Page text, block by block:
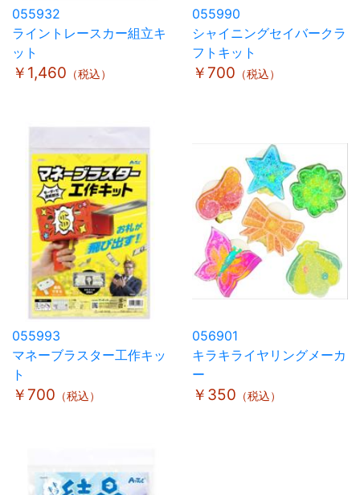
055932
ライントレースカー組立キ
ット
￥1,460 （税込）
055990
シャイニングセイバークラ
フトキット
￥700 （税込）
055993
マネーブラスター工作キッ
ト
￥700 （税込）
056901
キラキライヤリングメーカ
ー
￥350 （税込）